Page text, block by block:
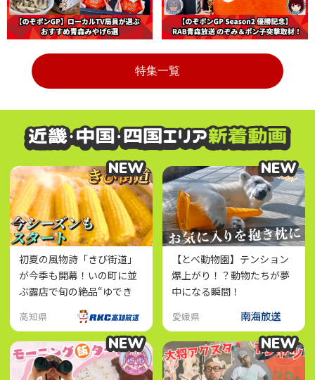
特集一覧
初夏の風物詩「きび街道」
が今季も開幕！いの町に並
ぶ露店で旬の絶品“ゆでき
び”を味わおう
高知県
NEW
NEW
【とべ動物園】テンション
爆上がり！？動物たちが夢
中になる瞬間！
愛媛県
NEW
NEW
NEW
NEW NEW
NEW